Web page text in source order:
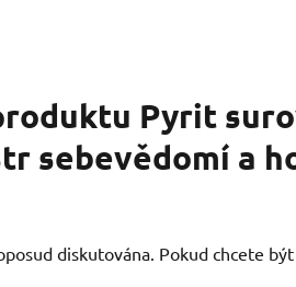
Pyrit
sebevědomí a
diskutována. Pokud chcete